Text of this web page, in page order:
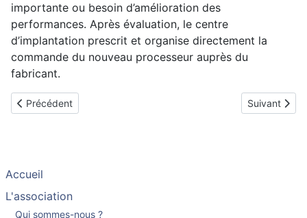
importante ou besoin d’amélioration des
performances. Après évaluation, le centre
d’implantation prescrit et organise directement la
commande du nouveau processeur auprès du
fabricant.
Article précédent : Besoins au quotidien de l’enfant implanté
Précédent Article
Suivant
Accueil
L'association
Qui sommes-nous ?